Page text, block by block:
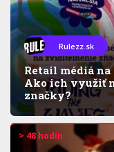
Rulezz.sk
Retail médiá
Ako ich využiť
značky?
> 48 hodín